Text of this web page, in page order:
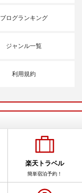
ブログランキング
ジャンル一覧
利用規約
楽天トラベル
簡単宿泊予約！